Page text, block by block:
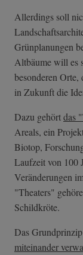
Allerdings soll
Grünplanungen
Altbäume will es
besonderen
in Zukunft die
Dazu gehörtdas
Areals, ein
Biotop,
Laufzeit von 100
Veränderungen
"Theaters"
Schildkröte.
Das
miteinander